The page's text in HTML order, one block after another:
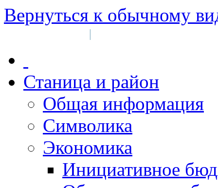
Вернуться к обычному
|
Станица и район
Общая информация
Символика
Экономика
Инициативное